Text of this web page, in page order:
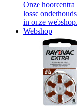
Onze
losse
in onze webshop.
Webshop